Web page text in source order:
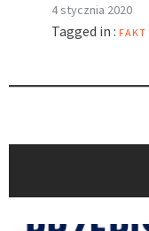
4 stycznia 2020
Tagged in : FAKT